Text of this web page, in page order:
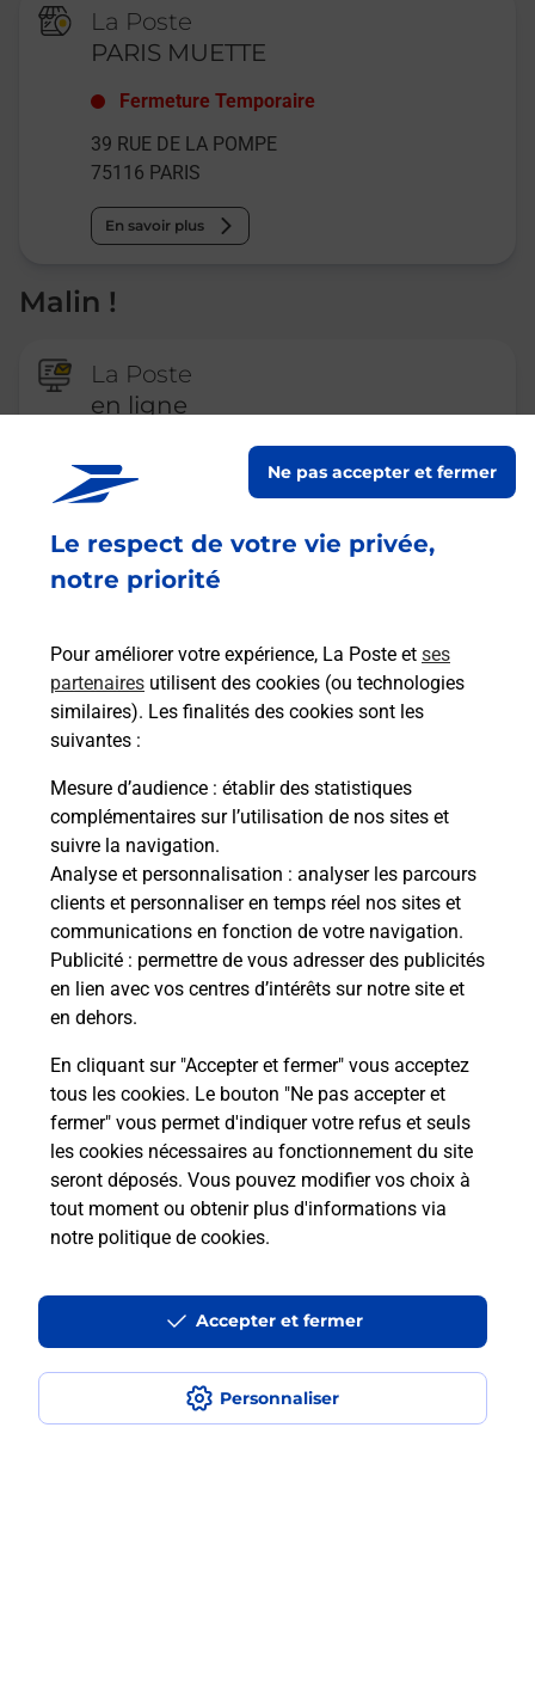
Le respect de votre vie privée,
notre priorité
Pour améliorer votre expérience, La Poste et ses
partenaires utilisent des cookies (ou technologies
similaires). Les finalités des cookies sont les
suivantes :
Mesure d’audience : établir des statistiques
complémentaires sur l’utilisation de nos sites et
suivre la navigation.
Analyse et personnalisation : analyser les parcours
clients et personnaliser en temps réel nos sites et
communications en fonction de votre navigation.
Publicité : permettre de vous adresser des publicités
en lien avec vos centres d’intérêts sur notre site et
en dehors.
En cliquant sur "Accepter et fermer" vous acceptez
tous les cookies. Le bouton "Ne pas accepter et
fermer" vous permet d'indiquer votre refus et seuls
les cookies nécessaires au fonctionnement du site
seront déposés. Vous pouvez modifier vos choix à
tout moment ou obtenir plus d'informations via
notre politique de cookies.
Personnaliser
Ne pas accepter et fermer
Accepter et fermer
La Poste
PARIS MUETTE
Fermeture Temporaire
39 RUE DE LA POMPE
75116 PARIS
En savoir plus
Malin !
La Poste
en ligne
Questions fréquemment posées
Quel réseau utilise La Poste Mobile ?
Est-ce que je peux garder mon
numéro de mobile gratuitement ?
Est-ce que je peux bénéficier de la 5G
avec La Poste Mobile ?
Est-ce que je peux utiliser mon forfait
à l’étranger avec La Poste Mobile ?
Est-ce que je peux payer mon iPhone
en plusieurs fois avec La Poste Mobile
Est-ce que je peux assurer mon